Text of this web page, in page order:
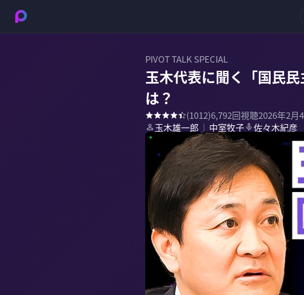
PIVOT TALK SPECIAL
玉木代表に聞く「国民
は？
(1012)6,792回視聴2026年2月
玉木雄一郎 ｜ 中室牧子 佐々木紀彦